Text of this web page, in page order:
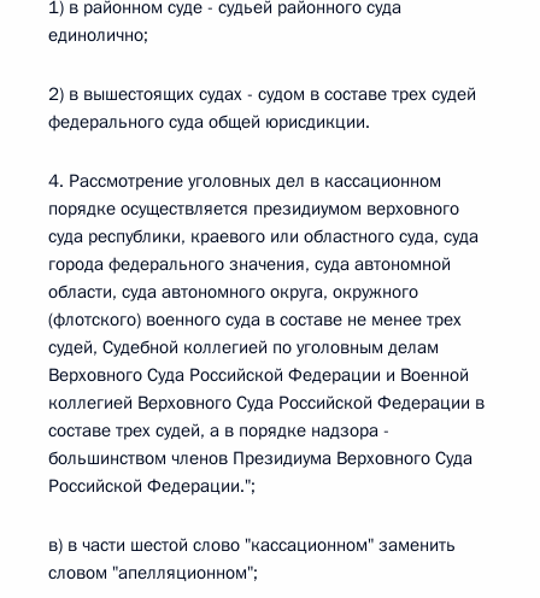
1) в районном суде - судьей районного суда
единолично;
2) в вышестоящих судах - судом в составе трех судей
федерального суда общей юрисдикции.
4. Рассмотрение уголовных дел в кассационном
порядке осуществляется президиумом верховного
суда республики, краевого или областного суда, суда
города федерального значения, суда автономной
области, суда автономного округа, окружного
(флотского) военного суда в составе не менее трех
судей, Судебной коллегией по уголовным делам
Верховного Суда Российской Федерации и Военной
коллегией Верховного Суда Российской Федерации в
составе трех судей, а в порядке надзора -
большинством членов Президиума Верховного Суда
Российской Федерации.";
в) в части шестой слово "кассационном" заменить
словом "апелляционном";